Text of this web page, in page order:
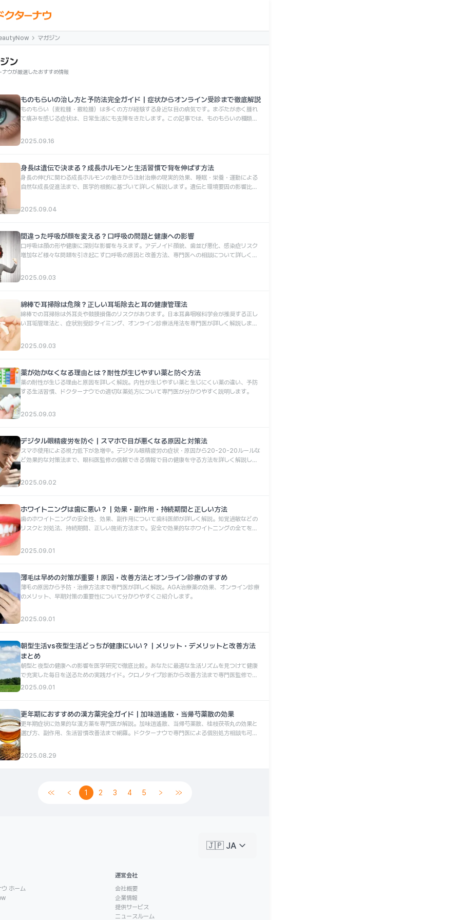
マガジン
ン
ナウが厳選したおすすめ情報
ものもらいの治し方と予防法完全ガイド｜症状からオンライン受診まで徹底解説
ものもらい（麦粒腫・霰粒腫）は多くの方が経験する身近な目の病気です。まぶたが赤く腫れ
て痛みを感じる症状は、日常生活にも支障をきたします。この記事では、ものもらいの種類、
法を知ることで、早期改善と再発予防につながります。
2025.09.16
身長は遺伝で決まる？成長ホルモンと生活習慣で背を伸ばす方法
身長の伸びに関わる成長ホルモンの働きから注射治療の現実的効果、睡眠・栄養・運動による
自然な成長促進法まで、医学的根拠に基づいて詳しく解説します。遺伝と環境要因の影響比率
2025.09.04
間違った呼吸が顔を変える？口呼吸の問題と健康への影響
口呼吸は顔の形や健康に深刻な影響を与えます。アデノイド顔貌、歯並び悪化、感染症リスク
増加など様々な問題を引き起こす口呼吸の原因と改善方法、専門医への相談について詳しく解
2025.09.03
綿棒で耳掃除は危険？正しい耳垢除去と耳の健康管理法
綿棒での耳掃除は外耳炎や鼓膜損傷のリスクがあります。日本耳鼻咽喉科学会が推奨する正し
い耳垢管理法と、症状別受診タイミング、オンライン診療活用法を専門医が詳しく解説しま
2025.09.03
薬が効かなくなる理由とは？耐性が生じやすい薬と防ぐ方法
薬の耐性が生じる理由と原因を詳しく解説。内性が生じやすい薬と生じにくい薬の違い、予防
する生活習慣、ドクターナウでの適切な薬処方について専門医が分かりやすく説明します。
2025.09.03
デジタル眼精疲労を防ぐ｜スマホで目が悪くなる原因と対策法
スマホ使用による視力低下が急増中。デジタル眼精疲労の症状・原因から20-20-20ルールな
ど効果的な対策法まで、眼科医監修の信頼できる情報で目の健康を守る方法を詳しく解説しま
2025.09.02
ホワイトニングは歯に悪い？｜効果・副作用・持続期間と正しい方法
歯のホワイトニングの安全性、効果、副作用について歯科医師が詳しく解説。知覚過敏などの
リスクと対処法、持続期間、正しい施術方法まで。安全で効果的なホワイトニングの全てを知
2025.09.01
薄毛は早めの対策が重要！原因・改善方法とオンライン診療のすすめ
薄毛の原因から予防・治療方法まで専門医が詳しく解説。AGA治療薬の効果、オンライン診療
のメリット、早期対策の重要性について分かりやすくご紹介します。
2025.09.01
朝型生活vs夜型生活どっちが健康にいい？｜メリット・デメリットと改善方法
まとめ
朝型と夜型の健康への影響を医学研究で徹底比較。あなたに最適な生活リズムを見つけて健康
で充実した毎日を送るための実践ガイド。クロノタイプ診断から改善方法まで専門医監修で解
説します。
2025.09.01
更年期におすすめの漢方薬完全ガイド｜加味逍遙散・当帰芍薬散の効果
更年期症状に効果的な漢方薬を専門医が解説。加味逍遙散、当帰芍薬散、桂枝茯苓丸の効果と
選び方、副作用、生活習慣改善法まで網羅。ドクターナウで専門医による個別処方相談も可能
2025.08.29
1 2 3 4 5
🇯🇵 JA keyboard_arrow_down
ホーム
運営会社
会社概要
企業情報
提供サービス
ニュースルーム